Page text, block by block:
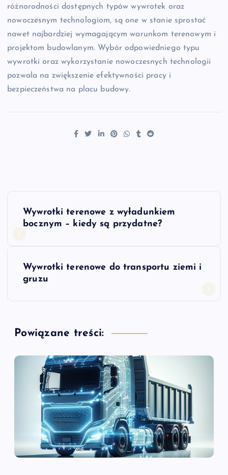
różnorodności dostępnych typów wywrotek oraz
nowoczesnym technologiom, są one w stanie sprostać
nawet najbardziej wymagającym warunkom terenowym i
projektom budowlanym. Wybór odpowiedniego typu
wywrotki oraz wykorzystanie nowoczesnych technologii
pozwala na zwiększenie efektywności pracy i
bezpieczeństwa na placu budowy.
N
a
c
p
Wywrotki terenowe z wyładunkiem
bocznym – kiedy są przydatne?
Wywrotki terenowe do transportu ziemi i
gruzu
Powiązane treści: